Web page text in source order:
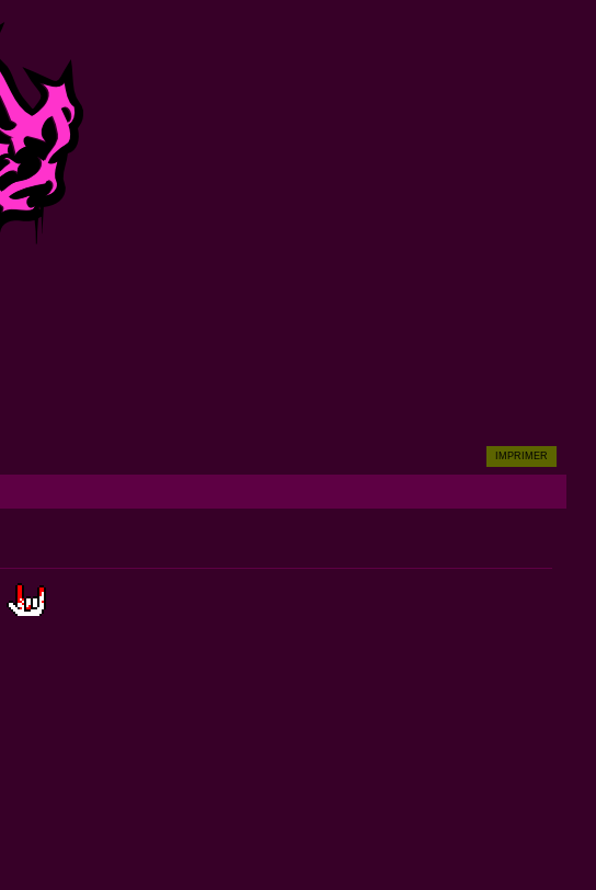
IMPRIMER